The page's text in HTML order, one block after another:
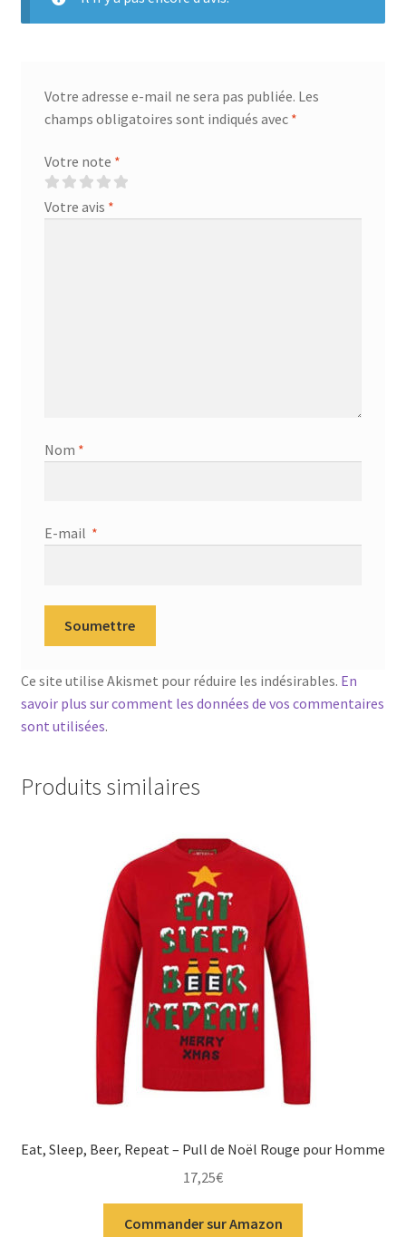
Votre adresse e-mail ne sera pas publiée. Les
champs obligatoires sont indiqués avec *
Votre note *
Votre avis *
Nom *
E-mail *
Ce site utilise Akismet pour réduire les indésirables. En
savoir plus sur comment les données de vos commentaires
sont utilisées.
Produits similaires
Eat, Sleep, Beer, Repeat – Pull de Noël Rouge pour Homme
17,25€
Commander sur Amazon